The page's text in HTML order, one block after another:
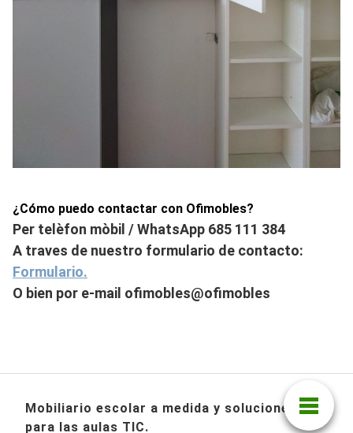
¿Cómo puedo contactar con Ofimobles?
Per telèfon mòbil / WhatsApp 685 111 384
A traves de nuestro formulario de contacto:
Formulario.
O bien por e-mail ofimobles@ofimobles
Mobiliario escolar a medida y soluciones
para las aulas TIC.